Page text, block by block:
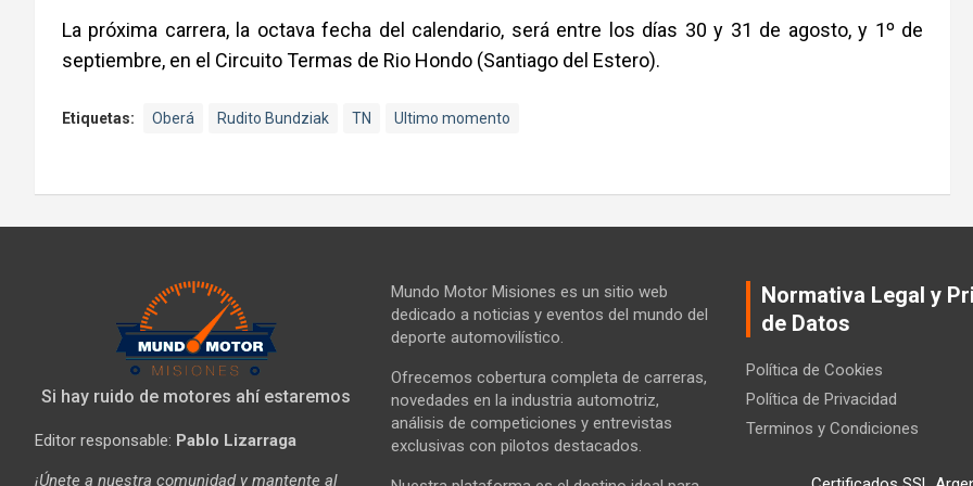
La próxima carrera, la octava fecha del calendario, será entre los días 30 y 31 de agosto, y 1º de
septiembre, en el Circuito Termas de Rio Hondo (Santiago del Estero).
Etiquetas: Oberá Rudito Bundziak TN Ultimo momento
Si hay ruido de motores ahí estaremos
Editor responsable: Pablo Lizarraga
¡Únete a nuestra comunidad y mantente al
Mundo Motor Misiones es un sitio web
dedicado a noticias y eventos del mundo del
deporte automovilístico.
Ofrecemos cobertura completa de carreras,
novedades en la industria automotriz,
análisis de competiciones y entrevistas
exclusivas con pilotos destacados.
Normativa Legal y
de Datos
Política de Cookies
Política de Privacidad
Terminos y Condiciones